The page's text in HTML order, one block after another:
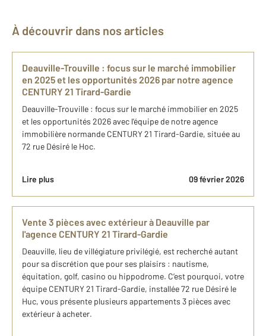
À découvrir dans nos articles
Deauville-Trouville : focus sur le marché immobilier
en 2025 et les opportunités 2026 par notre agence
CENTURY 21 Tirard-Gardie
Deauville-Trouville : focus sur le marché immobilier en 2025
et les opportunités 2026 avec l'équipe de notre agence
immobilière normande CENTURY 21 Tirard-Gardie, située au
72 rue Désiré le Hoc.
Lire plus 09 février 2026
Vente 3 pièces avec extérieur à Deauville par
l'agence CENTURY 21 Tirard-Gardie
Deauville, lieu de villégiature privilégié, est recherché autant
pour sa discrétion que pour ses plaisirs : nautisme,
équitation, golf, casino ou hippodrome. C’est pourquoi, votre
équipe CENTURY 21 Tirard-Gardie, installée 72 rue Désiré le
Huc, vous présente plusieurs appartements 3 pièces avec
extérieur à acheter.